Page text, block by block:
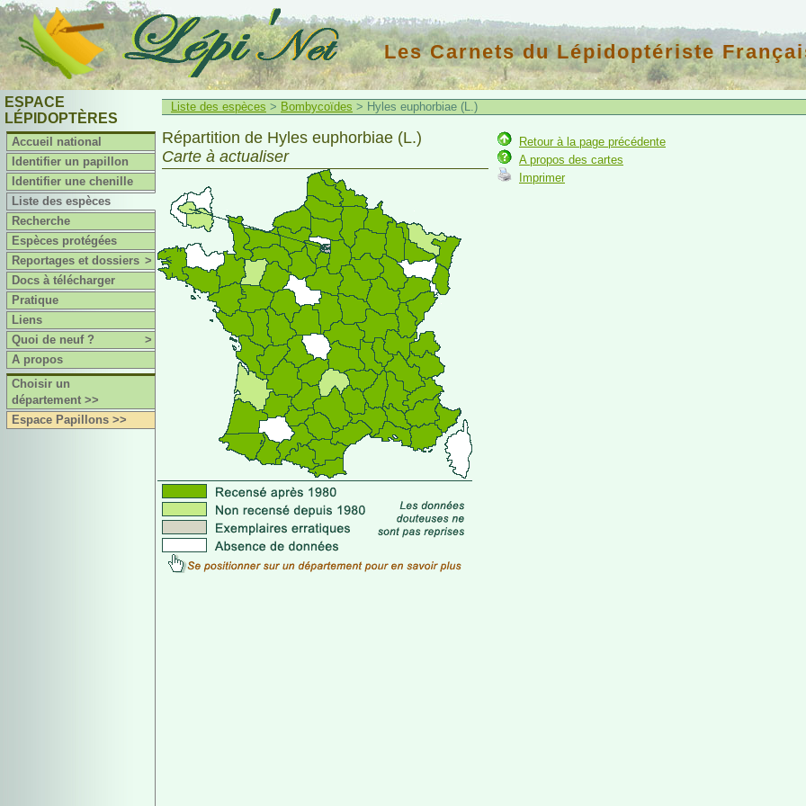
Les Carnets du Lépidoptériste
ESPACE
LÉPIDOPTÈRES
Accueil national
Identifier un papillon
Identifier une chenille
Liste des espèces
Recherche
Espèces protégées
Reportages et dossiers >
Docs à télécharger
Pratique
Liens
Quoi de neuf ?
>
A propos
Choisir un
département >>
Espace Papillons >>
Liste des espèces > Bombycoïdes > Hyles euphorbiae (L.)
Répartition de Hyles euphorbiae (L.)
Carte à actualiser
Retour à la page précédente
A propos des cartes
Imprimer